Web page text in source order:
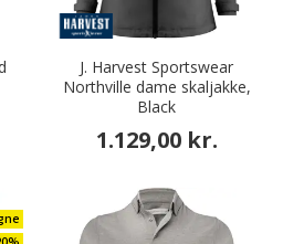
J. Harvest Sportswear
Northville dame skaljakke,
Black
1.129,00 kr.